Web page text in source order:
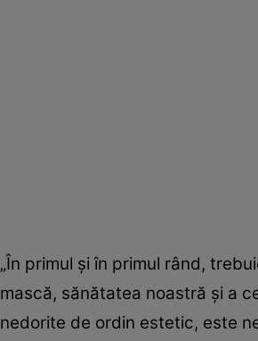
„În primul şi în primul rând,
mască, sănătatea noastră şi a
nedorite de ordin estetic, este